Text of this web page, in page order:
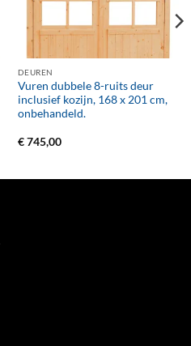
DEUREN
Vuren dubbele 8-ruits deur
inclusief kozijn, 168 x 201 cm,
onbehandeld.
€745,00